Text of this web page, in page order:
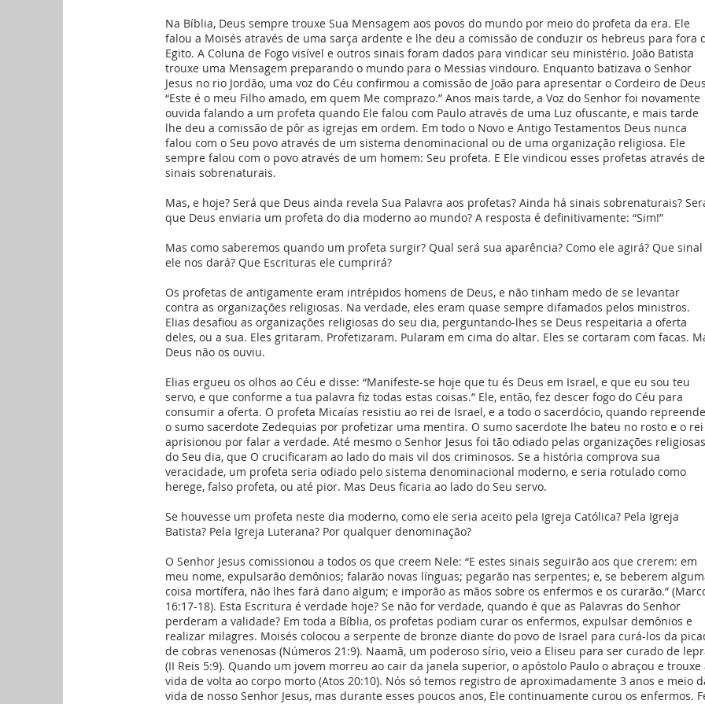
Na Bíblia, Deus sempre trouxe Sua Mensagem aos povos do mundo por meio do profeta da era. Ele
falou a Moisés através de uma sarça ardente e lhe deu a comissão de conduzir os hebreus para fora
Egito. A Coluna de Fogo visível e outros sinais foram dados para vindicar seu ministério. João Batista
trouxe uma Mensagem preparando o mundo para o Messias vindouro. Enquanto batizava o Senhor
Jesus no rio Jordão, uma voz do Céu confirmou a comissão de João para apresentar o Cordeiro de
“Este é o meu Filho amado, em quem Me comprazo.” Anos mais tarde, a Voz do Senhor foi novamente
ouvida falando a um profeta quando Ele falou com Paulo através de uma Luz ofuscante, e mais tarde
lhe deu a comissão de pôr as igrejas em ordem. Em todo o Novo e Antigo Testamentos Deus nunca
falou com o Seu povo através de um sistema denominacional ou de uma organização religiosa. Ele
sempre falou com o povo através de um homem: Seu profeta. E Ele vindicou esses profetas através de
sinais sobrenaturais.
Mas, e hoje? Será que Deus ainda revela Sua Palavra aos profetas? Ainda há sinais sobrenaturais?
que Deus enviaria um profeta do dia moderno ao mundo? A resposta é definitivamente: “Sim!”
Mas como saberemos quando um profeta surgir? Qual será sua aparência? Como ele agirá? Que sinal
ele nos dará? Que Escrituras ele cumprirá?
Os profetas de antigamente eram intrépidos homens de Deus, e não tinham medo de se levantar
contra as organizações religiosas. Na verdade, eles eram quase sempre difamados pelos ministros.
Elias desafiou as organizações religiosas do seu dia, perguntando-lhes se Deus respeitaria a oferta
deles, ou a sua. Eles gritaram. Profetizaram. Pularam em cima do altar. Eles se cortaram com facas.
Deus não os ouviu.
Elias ergueu os olhos ao Céu e disse: “Manifeste-se hoje que tu és Deus em Israel, e que eu sou teu
servo, e que conforme a tua palavra fiz todas estas coisas.” Ele, então, fez descer fogo do Céu para
consumir a oferta. O profeta Micaías resistiu ao rei de Israel, e a todo o sacerdócio, quando
o sumo sacerdote Zedequias por profetizar uma mentira. O sumo sacerdote lhe bateu no rosto e o
aprisionou por falar a verdade. Até mesmo o Senhor Jesus foi tão odiado pelas organizações religiosas
do Seu dia, que O crucificaram ao lado do mais vil dos criminosos. Se a história comprova sua
veracidade, um profeta seria odiado pelo sistema denominacional moderno, e seria rotulado como
herege, falso profeta, ou até pior. Mas Deus ficaria ao lado do Seu servo.
Se houvesse um profeta neste dia moderno, como ele seria aceito pela Igreja Católica? Pela Igreja
Batista? Pela Igreja Luterana? Por qualquer denominação?
O Senhor Jesus comissionou a todos os que creem Nele: “E estes sinais seguirão aos que crerem: em
meu nome, expulsarão demônios; falarão novas línguas; pegarão nas serpentes; e, se beberem
coisa mortífera, não lhes fará dano algum; e imporão as mãos sobre os enfermos e os curarão.”
16:17-18). Esta Escritura é verdade hoje? Se não for verdade, quando é que as Palavras do Senhor
perderam a validade? Em toda a Bíblia, os profetas podiam curar os enfermos, expulsar demônios e
realizar milagres. Moisés colocou a serpente de bronze diante do povo de Israel para curá-los da
de cobras venenosas (Números 21:9). Naamã, um poderoso sírio, veio a Eliseu para ser curado de
(II Reis 5:9). Quando um jovem morreu ao cair da janela superior, o apóstolo Paulo o abraçou e trouxe
vida de volta ao corpo morto (Atos 20:10). Nós só temos registro de aproximadamente 3 anos e meio
vida de nosso Senhor Jesus, mas durante esses poucos anos, Ele continuamente curou os enfermos.